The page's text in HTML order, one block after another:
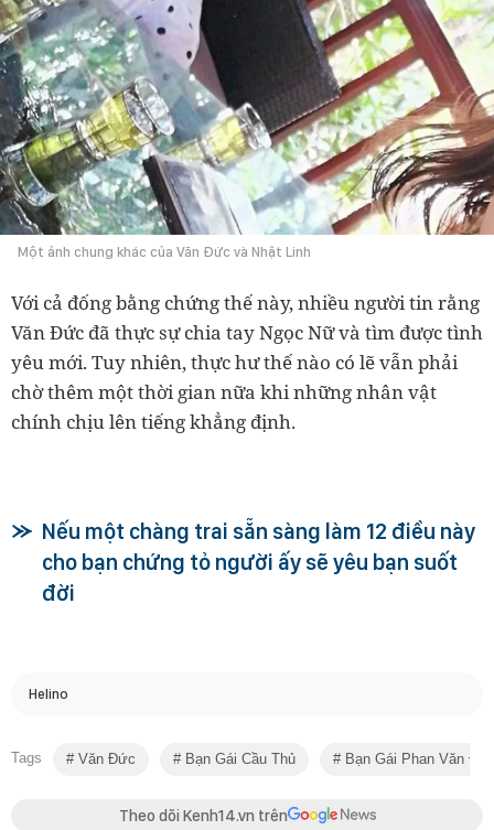
Một ảnh chung khác của Văn Đức và Nhật Linh
Với cả đống bằng chứng thế này, nhiều người tin rằng
Văn Đức đã thực sự chia tay Ngọc Nữ và tìm được tình
yêu mới. Tuy nhiên, thực hư thế nào có lẽ vẫn phải
chờ thêm một thời gian nữa khi những nhân vật
chính chịu lên tiếng khẳng định.
Nếu một chàng trai sẵn sàng làm 12 điều này
cho bạn chứng tỏ người ấy sẽ yêu bạn suốt
đời
Helino
Tags Văn Đức Bạn Gái Cầu Thủ Bạn Gái Phan Văn
Theo dõi Kenh14.vn trên